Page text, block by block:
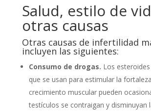
Salud, estilo de
otras causas
Otras causas de infertilidad
incluyen las siguientes:
Consumo de drogas. Los
que se usan para estimular la
crecimiento muscular pueden
testículos se contraigan y disminuyan